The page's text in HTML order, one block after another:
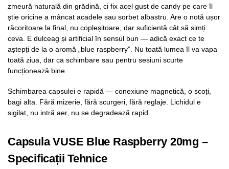
zmeură naturală din grădină, ci fix acel gust de candy pe care îl
știe oricine a mâncat acadele sau sorbet albastru. Are o notă ușor
răcoritoare la final, nu copleșitoare, dar suficientă cât să simți
ceva. E dulceag și artificial în sensul bun — adică exact ce te
aștepți de la o aromă „blue raspberry”. Nu toată lumea îl va vapa
toată ziua, dar ca schimbare sau pentru sesiuni scurte
funcționează bine.
Schimbarea capsulei e rapidă — conexiune magnetică, o scoți,
bagi alta. Fără mizerie, fără scurgeri, fără reglaje. Lichidul e
sigilat, nu intră aer, nu se degradează rapid.
Capsula VUSE Blue Raspberry 20mg –
Specificații Tehnice